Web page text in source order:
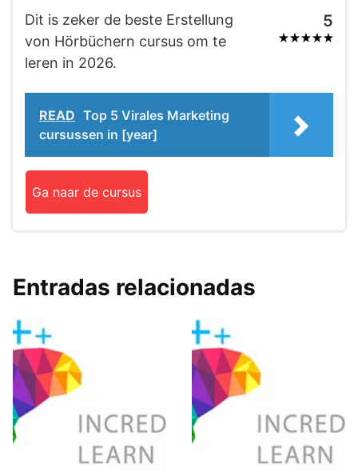
Dit is zeker de beste Erstellung
von Hörbüchern cursus om te
leren in 2026.
5
READ Top 5 Virales Marketing
cursussen in [year]
Ga naar de cursus
Entradas relacionadas